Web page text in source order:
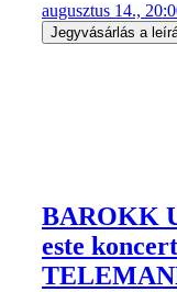
augusztus 14.,
Jegyvásárlás a
BAROKK
este